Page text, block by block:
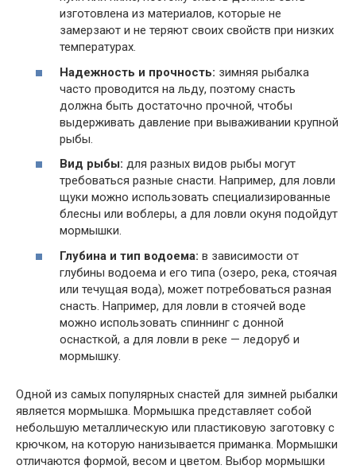
изготовлена из материалов, которые не
замерзают и не теряют своих свойств при низких
температурах.
Надежность и прочность: зимняя рыбалка
часто проводится на льду, поэтому снасть
должна быть достаточно прочной, чтобы
выдерживать давление при вываживании крупной
рыбы.
Вид рыбы: для разных видов рыбы могут
требоваться разные снасти. Например, для ловли
щуки можно использовать специализированные
блесны или воблеры, а для ловли окуня подойдут
мормышки.
Глубина и тип водоема: в зависимости от
глубины водоема и его типа (озеро, река, стоячая
или течущая вода), может потребоваться разная
снасть. Например, для ловли в стоячей воде
можно использовать спиннинг с донной
оснасткой, а для ловли в реке — ледоруб и
мормышку.
Одной из самых популярных снастей для зимней рыбалки
является мормышка. Мормышка представляет собой
небольшую металлическую или пластиковую заготовку с
крючком, на которую нанизывается приманка. Мормышки
отличаются формой, весом и цветом. Выбор мормышки